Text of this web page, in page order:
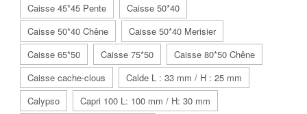
Caisse 45*45 Pente
Caisse 50*40
Caisse 50*40 Chêne
Caisse 50*40 Merisier
Caisse 65*50
Caisse 75*50
Caisse 80*50 Chêne
Caisse cache-clous
Calde L : 33 mm / H : 25 mm
Calypso
Capri 100 L: 100 mm / H: 30 mm